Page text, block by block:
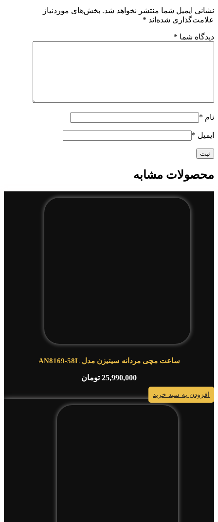
نشانی ایمیل شما منتشر نخواهد شد. بخش‌های موردنیاز
علامت‌گذاری شده‌اند *
دیدگاه شما *
نام *
ایمیل *
محصولات مشابه
ساعت مچی مردانه سیتیزن مدل AN8169-58L
25,990,000 تومان
افزودن به سبد خرید